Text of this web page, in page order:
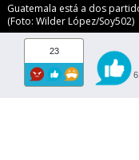
Guatemala está a dos
(Foto: Wilder López/Soy502)
23
6